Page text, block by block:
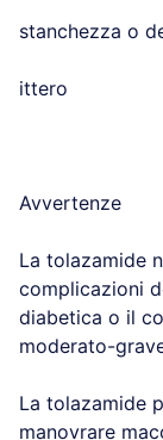
stanchezza o
ittero
Avvertenze
La tolazamide
complicazioni
diabetica o il
moderato-
La tolazamide
manovrare